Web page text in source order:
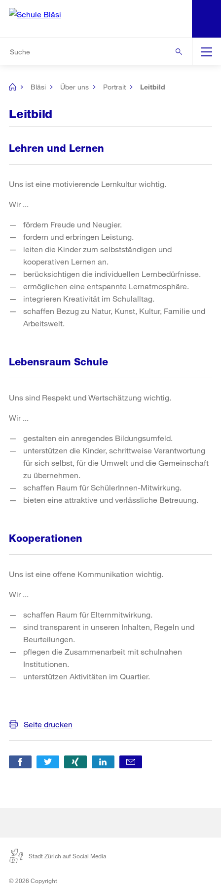
Navigation
[no
Bläsi Über uns Portrait Leitbild
Leitbild
Lehren und Lernen
Uns ist eine motivierende Lernkultur wichtig.
Wir ...
fördern Freude und Neugier.
fordern und erbringen Leistung.
leiten die Kinder zum selbstständigen und
kooperativen Lernen an.
berücksichtigen die individuellen Lernbedürfnisse.
ermöglichen eine entspannte Lernatmosphäre.
integrieren Kreativität im Schulalltag.
schaffen Bezug zu Natur, Kunst, Kultur, Familie und
Arbeitswelt.
Lebensraum Schule
Uns sind Respekt und Wertschätzung wichtig.
Wir ...
gestalten ein anregendes Bildungsumfeld.
unterstützen die Kinder, schrittweise Verantwortung
für sich selbst, für die Umwelt und die Gemeinschaft
zu übernehmen.
schaffen Raum für SchülerInnen-Mitwirkung.
bieten eine attraktive und verlässliche Betreuung.
Kooperationen
Uns ist eine offene Kommunikation wichtig.
Wir ...
schaffen Raum für Elternmitwirkung.
sind transparent in unseren Inhalten, Regeln und
Beurteilungen.
pflegen die Zusammenarbeit mit schulnahen
Institutionen.
unterstützen Aktivitäten im Quartier.
Seite drucken
Stadt Zürich auf Social Media
© 2026 Copyright